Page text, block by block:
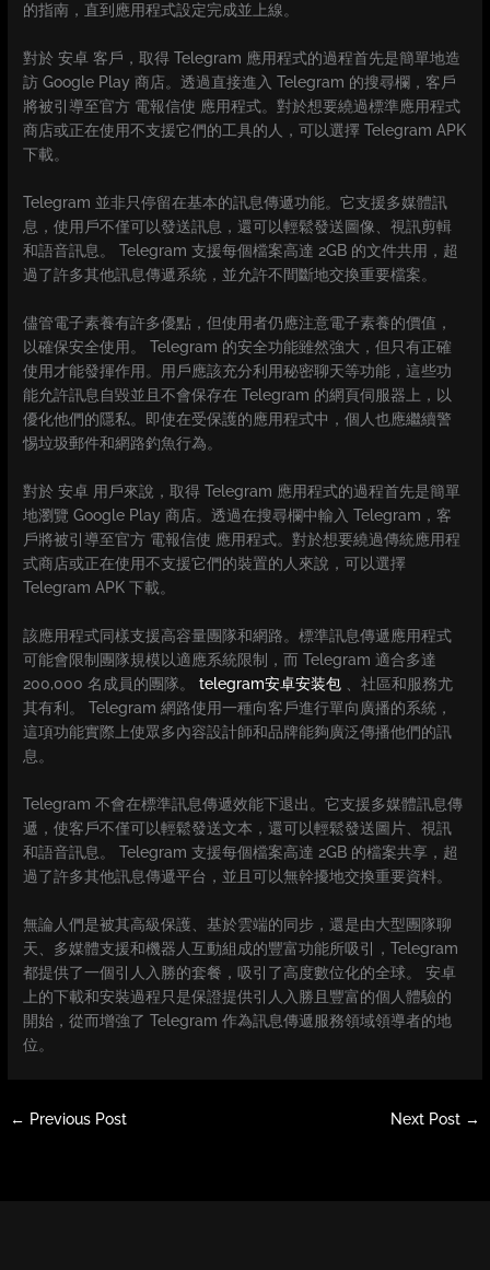
的指南，直到應用程式設定完成並上線。
對於 安卓 客戶，取得 Telegram 應用程式的過程首先是簡單地造
訪 Google Play 商店。透過直接進入 Telegram 的搜尋欄，客戶
將被引導至官方 電報信使 應用程式。對於想要繞過標準應用程式
商店或正在使用不支援它們的工具的人，可以選擇 Telegram APK
下載。
Telegram 並非只停留在基本的訊息傳遞功能。它支援多媒體訊
息，使用戶不僅可以發送訊息，還可以輕鬆發送圖像、視訊剪輯
和語音訊息。 Telegram 支援每個檔案高達 2GB 的文件共用，超
過了許多其他訊息傳遞系統，並允許不間斷地交換重要檔案。
儘管電子素養有許多優點，但使用者仍應注意電子素養的價值，
以確保安全使用。 Telegram 的安全功能雖然強大，但只有正確
使用才能發揮作用。用戶應該充分利用秘密聊天等功能，這些功
能允許訊息自毀並且不會保存在 Telegram 的網頁伺服器上，以
優化他們的隱私。即使在受保護的應用程式中，個人也應繼續警
惕垃圾郵件和網路釣魚行為。
對於 安卓 用戶來說，取得 Telegram 應用程式的過程首先是簡單
地瀏覽 Google Play 商店。透過在搜尋欄中輸入 Telegram，客
戶將被引導至官方 電報信使 應用程式。對於想要繞過傳統應用程
式商店或正在使用不支援它們的裝置的人來說，可以選擇
Telegram APK 下載。
該應用程式同樣支援高容量團隊和網路。標準訊息傳遞應用程式
可能會限制團隊規模以適應系統限制，而 Telegram 適合多達
200,000 名成員的團隊。telegram安卓安装包 、社區和服務尤
其有利。 Telegram 網路使用一種向客戶進行單向廣播的系統，
這項功能實際上使眾多內容設計師和品牌能夠廣泛傳播他們的訊
息。
Telegram 不會在標準訊息傳遞效能下退出。它支援多媒體訊息傳
遞，使客戶不僅可以輕鬆發送文本，還可以輕鬆發送圖片、視訊
和語音訊息。 Telegram 支援每個檔案高達 2GB 的檔案共享，超
過了許多其他訊息傳遞平台，並且可以無幹擾地交換重要資料。
無論人們是被其高級保護、基於雲端的同步，還是由大型團隊聊
天、多媒體支援和機器人互動組成的豐富功能所吸引，Telegram
都提供了一個引人入勝的套餐，吸引了高度數位化的全球。 安卓
上的下載和安裝過程只是保證提供引人入勝且豐富的個人體驗的
開始，從而增強了 Telegram 作為訊息傳遞服務領域領導者的地
位。
← Previous Post Next Post →